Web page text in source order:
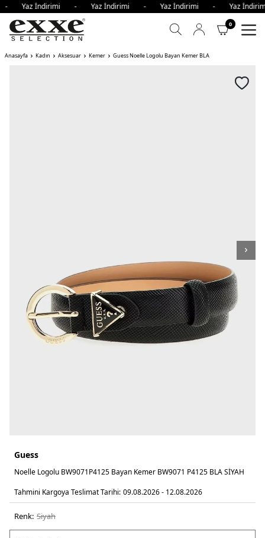
- Yaz İndirimi - Yaz İndirimi - Yaz İndirimi - Yaz
0
Anasayfa Kadın Aksesuar Kemer Guess Noelle Logolu Bayan Kemer BLA
Guess
Noelle Logolu BW9071P4125 Bayan Kemer BW9071 P4125 BLA SİYAH
Tahmini Kargoya Teslimat Tarihi: 09.08.2026 - 12.08.2026
Renk: si̇yah